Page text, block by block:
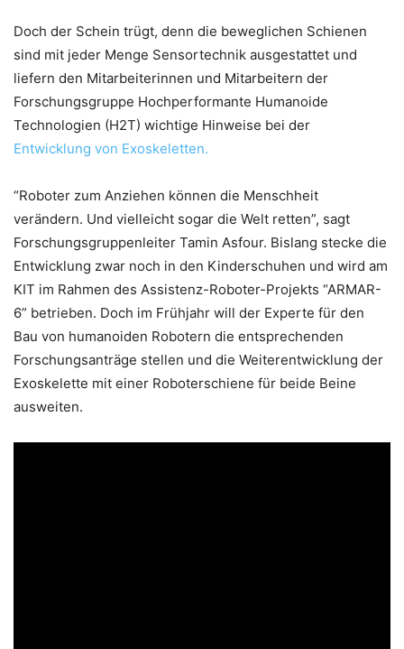
Doch der Schein trügt, denn die beweglichen Schienen
sind mit jeder Menge Sensortechnik ausgestattet und
liefern den Mitarbeiterinnen und Mitarbeitern der
Forschungsgruppe Hochperformante Humanoide
Technologien (H2T) wichtige Hinweise bei der
Entwicklung von Exoskeletten.
“Roboter zum Anziehen können die Menschheit
verändern. Und vielleicht sogar die Welt retten”, sagt
Forschungsgruppenleiter Tamin Asfour. Bislang stecke die
Entwicklung zwar noch in den Kinderschuhen und wird am
KIT im Rahmen des Assistenz-Roboter-Projekts “ARMAR-
6” betrieben. Doch im Frühjahr will der Experte für den
Bau von humanoiden Robotern die entsprechenden
Forschungsanträge stellen und die Weiterentwicklung der
Exoskelette mit einer Roboterschiene für beide Beine
ausweiten.